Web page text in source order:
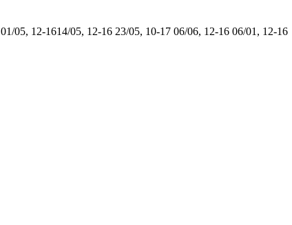
01/05, 12-1614/05, 12-16 23/05, 10-17 06/06, 12-16 06/01, 12-16